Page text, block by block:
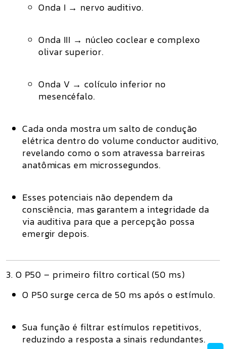
Onda I → nervo auditivo.
Onda III → núcleo coclear e complexo
olivar superior.
Onda V → colículo inferior no
mesencéfalo.
Cada onda mostra um salto de condução
elétrica dentro do volume conductor auditivo,
revelando como o som atravessa barreiras
anatômicas em microssegundos.
Esses potenciais não dependem da
consciência, masgarantem a integridade da
via auditiva para que a percepção possa
emergir depois.
3. O P50 – primeiro filtro cortical (50 ms)
O P50surge cerca de 50 ms após o estímulo.
Sua função é filtrar estímulos repetitivos,
reduzindo a resposta a sinais redundantes.